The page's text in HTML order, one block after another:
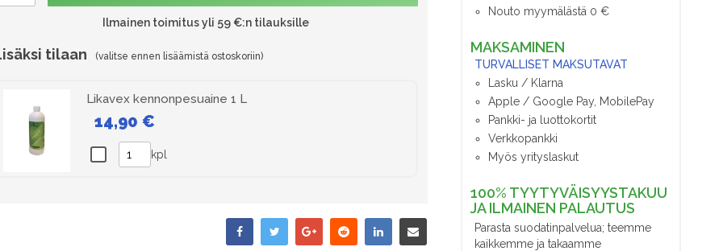
Ilmainen toimitus yli 59 €:n tilauksille
tilaan
Likavex kennonpesuaine 1 L
14,90 €
kpl
Nouto myymälästä 0 €
MAKSAMINEN
TURVALLISET MAKSUTAVAT
Lasku / Klarna
Apple / Google Pay, MobilePay
Pankki- ja luottokortit
Verkkopankki
Myös yrityslaskut
100% TYYTYVÄISYYSTAKUU
JA ILMAINEN PALAUTUS
Parasta suodatinpalvelua; teemme
kaikkemme ja takaamme